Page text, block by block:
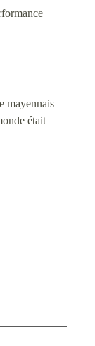
mayennais
était